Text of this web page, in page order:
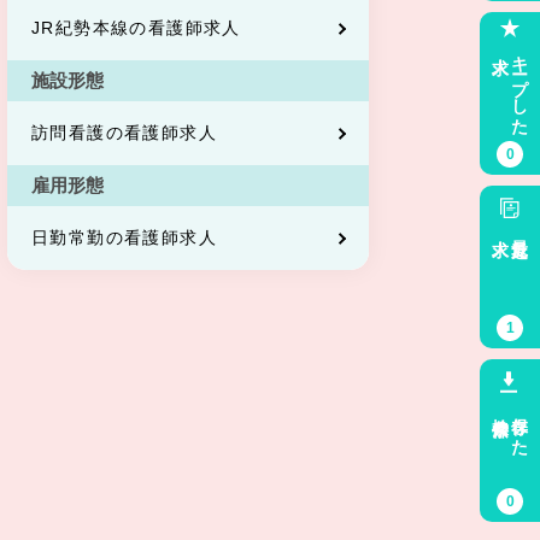
JR紀勢本線の看護師求人
施設形態
訪問看護の看護師求人
雇用形態
日勤常勤の看護師求人
キープした
0
最近見た
1
保存した
0